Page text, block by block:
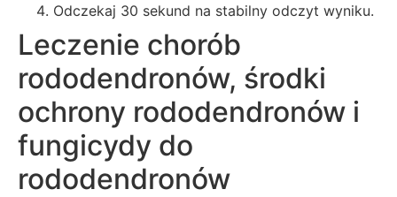
Odczekaj 30 sekund na stabilny odczyt wyniku.
Leczenie chorób
rododendronów, środki
ochrony rododendronów i
fungicydy do
rododendronów